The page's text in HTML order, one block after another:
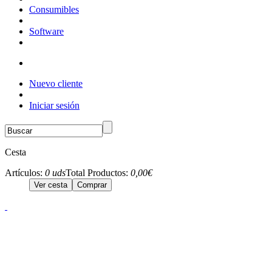
Consumibles
Software
Nuevo cliente
Iniciar sesión
Cesta
Artículos: 0 udsTotal Productos: 0,00€